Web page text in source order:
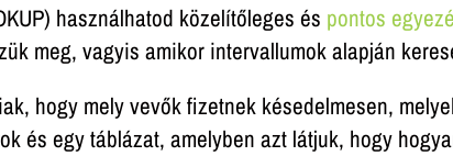
használhatod közelítőleges és pontos
meg, vagyis amikor intervallumok alapján
hogy mely vevők fizetnek késedelmesen,
és egy táblázat, amelyben azt látjuk, hogy